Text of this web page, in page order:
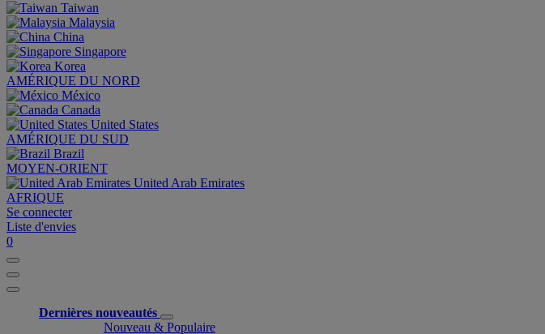
Taiwan
Malaysia
China
Singapore
Korea
AMÉRIQUE DU NORD
México
Canada
United States
AMÉRIQUE DU SUD
Brazil
MOYEN-ORIENT
United Arab Emirates
AFRIQUE
Se connecter
Liste d'envies
0
Dernières nouveautés
Nouveau & Populaire